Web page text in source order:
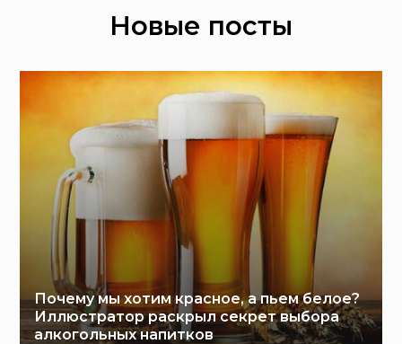
Новые посты
Почему мы хотим красное, а пьем белое?
Иллюстратор раскрыл секрет выбора
алкогольных напитков